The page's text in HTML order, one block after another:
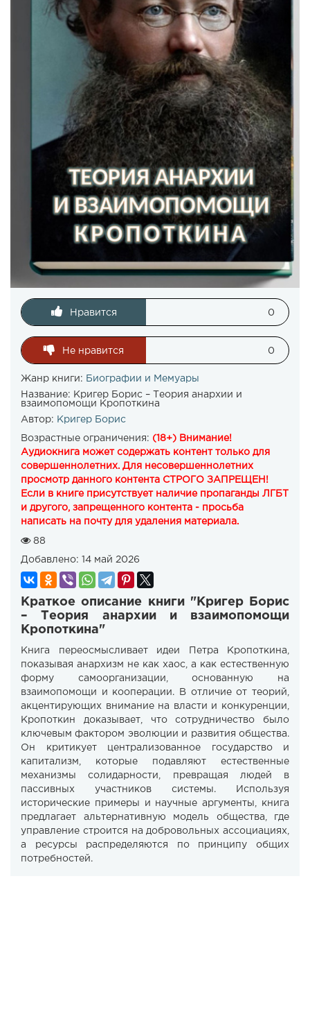
Нравится 0
Не нравится 0
Жанр книги: Биографии и Мемуары
Название: Кригер Борис – Теория анархии и
взаимопомощи Кропоткина
Автор: Кригер Борис
Возрастные ограничения: (18+) Внимание!
Аудиокнига может содержать контент только для
совершеннолетних. Для несовершеннолетних
просмотр данного контента СТРОГО ЗАПРЕЩЕН!
Если в книге присутствует наличие пропаганды ЛГБТ
и другого, запрещенного контента - просьба
написать на почту для удаления материала.
88
Добавлено: 14 май 2026
Краткое описание книги "Кригер Борис
– Теория анархии и взаимопомощи
Кропоткина"
Книга переосмысливает идеи Петра Кропоткина,
показывая анархизм не как хаос, а как естественную
форму самоорганизации, основанную на
взаимопомощи и кооперации. В отличие от теорий,
акцентирующих внимание на власти и конкуренции,
Кропоткин доказывает, что сотрудничество было
ключевым фактором эволюции и развития общества.
Он критикует централизованное государство и
капитализм, которые подавляют естественные
механизмы солидарности, превращая людей в
пассивных участников системы. Используя
исторические примеры и научные аргументы, книга
предлагает альтернативную модель общества, где
управление строится на добровольных ассоциациях,
а ресурсы распределяются по принципу общих
потребностей.